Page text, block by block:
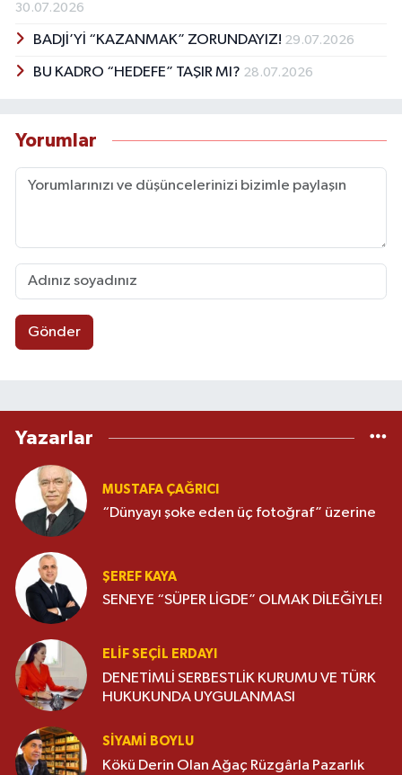
30.07.2026
BADJİ’Yİ “KAZANMAK” ZORUNDAYIZ! 29.07.2026
BU KADRO “HEDEFE” TAŞIR MI? 28.07.2026
Yorumlar
Gönder
Yazarlar
MUSTAFA ÇAĞRICI
“Dünyayı şoke eden üç fotoğraf” üzerine
ŞEREF KAYA
SENEYE “SÜPER LİGDE” OLMAK DİLEĞİYLE!
ELIF SEÇIL ERDAYI
DENETİMLİ SERBESTLİK KURUMU VE TÜRK
HUKUKUNDA UYGULANMASI
SIYAMI BOYLU
Kökü Derin Olan Ağaç Rüzgârla Pazarlık